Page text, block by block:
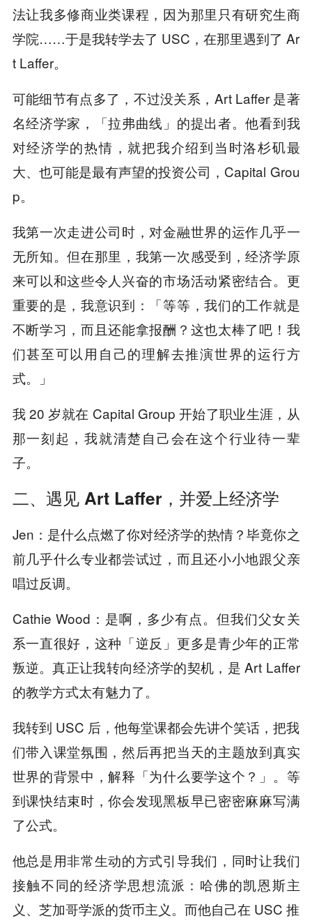
法让我多修商业类课程，因为那里只有研究生商
学院……于是我转学去了 USC，在那里遇到了 Ar
t Laffer。
可能细节有点多了，不过没关系，Art Laffer 是著
名经济学家，「拉弗曲线」的提出者。他看到我
对经济学的热情，就把我介绍到当时洛杉矶最
大、也可能是最有声望的投资公司，Capital Grou
p。
我第一次走进公司时，对金融世界的运作几乎一
无所知。但在那里，我第一次感受到，经济学原
来可以和这些令人兴奋的市场活动紧密结合。更
重要的是，我意识到：「等等，我们的工作就是
不断学习，而且还能拿报酬？这也太棒了吧！我
们甚至可以用自己的理解去推演世界的运行方
式。」
我 20 岁就在 Capital Group 开始了职业生涯，从
那一刻起，我就清楚自己会在这个行业待一辈
子。
二、遇见 Art Laffer，并爱上经济学
Jen：是什么点燃了你对经济学的热情？毕竟你之
前几乎什么专业都尝试过，而且还小小地跟父亲
唱过反调。
Cathie Wood：是啊，多少有点。但我们父女关
系一直很好，这种「逆反」更多是青少年的正常
叛逆。真正让我转向经济学的契机，是 Art Laffer
的教学方式太有魅力了。
我转到 USC 后，他每堂课都会先讲个笑话，把我
们带入课堂氛围，然后再把当天的主题放到真实
世界的背景中，解释「为什么要学这个？」。等
到课快结束时，你会发现黑板早已密密麻麻写满
了公式。
他总是用非常生动的方式引导我们，同时让我们
接触不同的经济学思想流派：哈佛的凯恩斯主
义、芝加哥学派的货币主义。而他自己在 USC 推